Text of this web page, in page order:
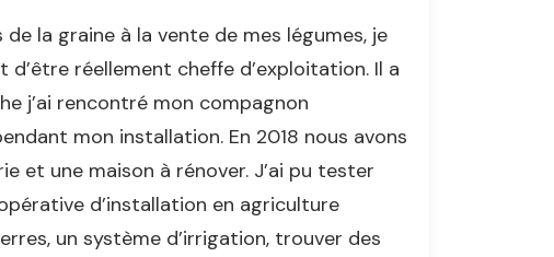
la graine à la vente de mes légumes, je
réellement cheffe d’exploitation. Il a
j’ai rencontré mon compagnon
mon installation. En 2018 nous avons
et une maison à rénover. J’ai pu tester
d’installation en agriculture
un système d’irrigation, trouver des